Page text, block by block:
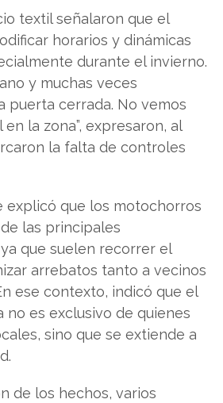
textil señalaron que el
horarios y dinámicas
durante el invierno.
y muchas veces
puerta cerrada. No vemos
la zona”, expresaron, al
la falta de controles
explicó que los motochorros
las principales
que suelen recorrer el
arrebatos tanto a vecinos
ese contexto, indicó que el
no es exclusivo de quienes
sino que se extiende a
de los hechos, varios